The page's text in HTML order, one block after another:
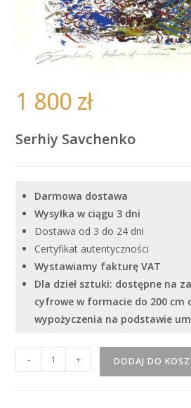
1 800 zł
Serhiy Savchenko
Darmowa dostawa
Wysyłka w ciągu 3 dni
Dostawa od 3 do 24 dni
Certyfikat autentyczności
Wystawiamy fakturę VAT
Dla dzieł sztuki: dostępne na
cyfrowe w formacie do 200 cm
wypożyczenia na podstawie
"
- + DODAJ DO